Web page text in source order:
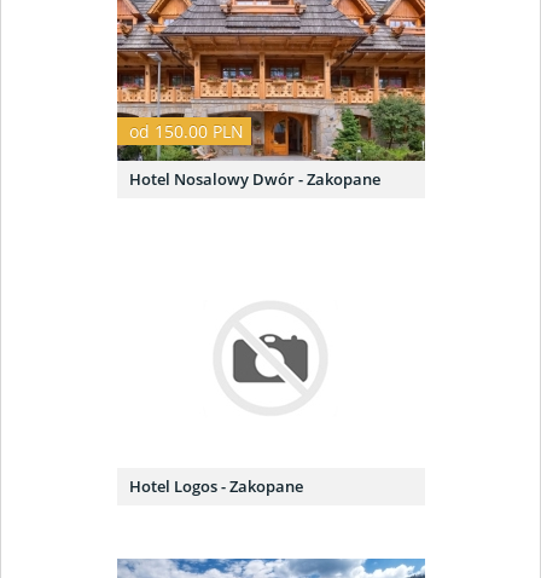
od 150.00 PLN
Hotel Nosalowy Dwór - Zakopane
Hotel Logos - Zakopane